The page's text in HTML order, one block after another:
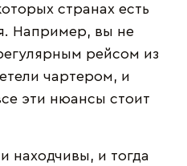
странах есть
Например, вы не
рейсом из
чартером, и
эти нюансы стоит
находчивы, и тогда